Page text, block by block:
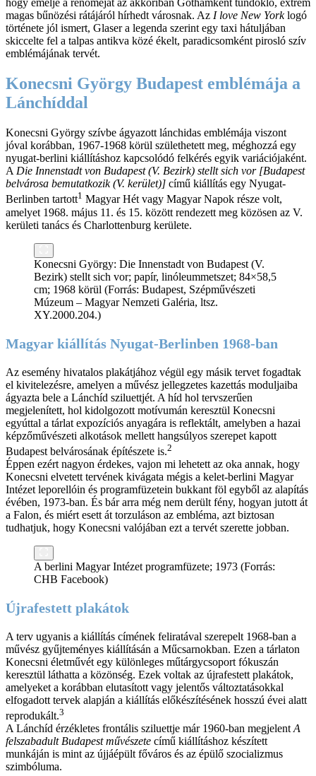
hogy emelje a renoméját az akkoriban Gothamként tündöklő, extrém
magas bűnözési rátájáról hírhedt városnak. Az I love New Yorklogó
története jól ismert, Glaser a legenda szerint egy taxi hátuljában
skiccelte fel a talpas antikva közé ékelt, paradicsomként pirosló szív
emblémájának tervét.
Konecsni György Budapest emblémája a
Lánchíddal
Konecsni György szívbe ágyazott lánchidas emblémája viszont
jóval korábban, 1967-1968 körül születhetett meg, méghozzá egy
nyugat-berlini kiállításhoz kapcsolódó felkérés egyik variációjaként.
A Die Innenstadt von Budapest (V. Bezirk) stellt sich vor [Budapest
belvárosa bemutatkozik (V. kerület)] című kiállítás egy Nyugat-
Berlinben tartott1 Magyar Hét vagy Magyar Napok része volt,
amelyet 1968. május 11. és 15. között rendezett meg közösen az V.
kerületi tanács és Charlottenburg kerülete.
Konecsni György: Die Innenstadt von Budapest (V.
Bezirk) stellt sich vor; papír, linóleummetszet; 84×58,5
cm; 1968 körül (Forrás: Budapest, Szépművészeti
Múzeum – Magyar Nemzeti Galéria, ltsz.
XY.2000.204.)
Magyar kiállítás Nyugat-Berlinben 1968-ban
Az esemény hivatalos plakátjához végül egy másik tervet fogadtak
el kivitelezésre, amelyen a művész jellegzetes kazettás moduljaiba
ágyazta bele a Lánchíd sziluettjét. A híd hol tervszerűen
megjelenített, hol kidolgozott motívumán keresztül Konecsni
egyúttal a tárlat expozíciós anyagára is reflektált, amelyben a hazai
képzőművészeti alkotások mellett hangsúlyos szerepet kapott
Budapest belvárosának építészete is.2
Éppen ezért nagyon érdekes, vajon mi lehetett az oka annak, hogy
Konecsni elvetett tervének kivágata mégis a kelet-berlini Magyar
Intézet leporellóin és programfüzetein bukkant föl egyből az alapítás
évében, 1973-ban. És bár arra még nem derült fény, hogyan jutott át
a Falon, és miért esett át torzuláson az embléma, azt biztosan
tudhatjuk, hogy Konecsni valójában ezt a tervét szerette jobban.
A berlini Magyar Intézet programfüzete; 1973 (Forrás:
CHB Facebook)
Újrafestett plakátok
A terv ugyanis a kiállítás címének feliratával szerepelt 1968-ban a
művész gyűjteményes kiállításán a Műcsarnokban. Ezen a tárlaton
Konecsni életművét egy különleges műtárgycsoport fókuszán
keresztül láthatta a közönség. Ezek voltak az újrafestett plakátok,
amelyeket a korábban elutasított vagy jelentős változtatásokkal
elfogadott tervek alapján a kiállítás előkészítésének hosszú évei alatt
reprodukált.3
A Lánchíd érzékletes frontális sziluettje már 1960-ban megjelent A
felszabadult Budapest művészete című kiállításhoz készített
munkáján is mint az újjáépült főváros és az épülő szocializmus
szimbóluma.